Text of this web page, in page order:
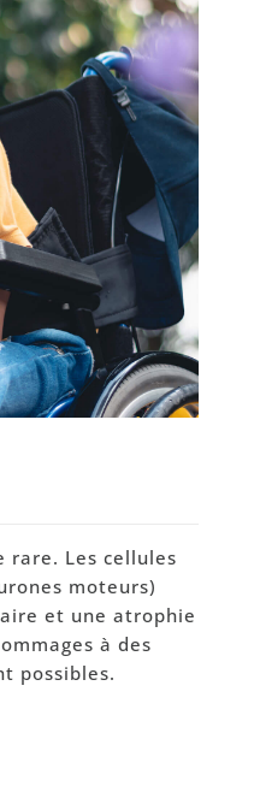
rare. Les cellules
moteurs)
et une atrophie
à des
possibles.